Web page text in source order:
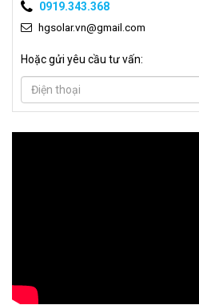
0919.343.368
hgsolar.vn@gmail.com
Hoặc gửi yêu cầu tư vấn: